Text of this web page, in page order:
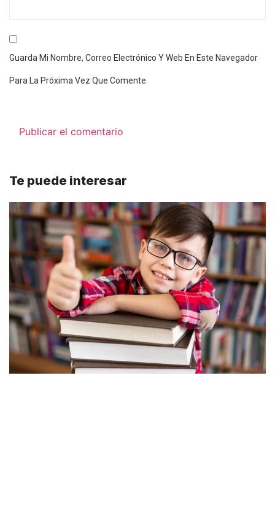
Guarda Mi Nombre, Correo Electrónico Y Web En Este Navegador
Para La Próxima Vez Que Comente.
Te puede interesar